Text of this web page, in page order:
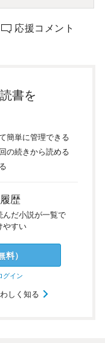
応援コメント
書を
簡単に管理できる
の続きから読める
歴
んだ小説が一覧で
やすい
料）
グイン
しく知る